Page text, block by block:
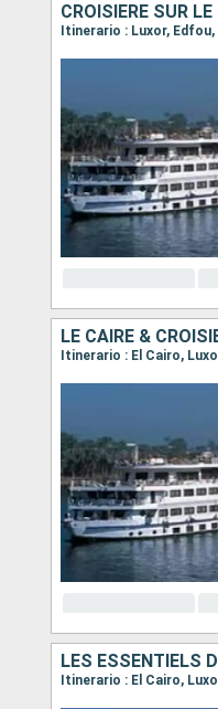
CROISIÈRE SUR
Itinerario : Luxor,
LE CAIRE &
Itinerario : El Cairo,
LES ESSENTIELS
Itinerario : El Cairo,